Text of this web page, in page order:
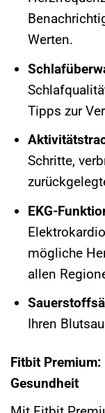
Werten.
Tipps zur
Schritte,
EKG-
mögliche
allen
Ihren
Fitbit
Gesundheit